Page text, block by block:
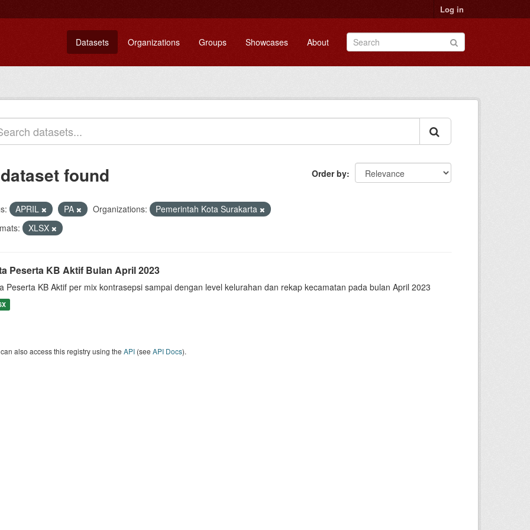
Log in
Datasets Organizations Groups Showcases About
Order by
found
APRIL PA Organizations:
Pemerintah Kota Surakarta
XLSX
Peserta KB Aktif Bulan April 2023
Peserta KB Aktif per mix kontrasepsi sampai dengan level kelurahan dan rekap kecamatan pada bulan April 2023
also access this registry using the API (see API Docs).